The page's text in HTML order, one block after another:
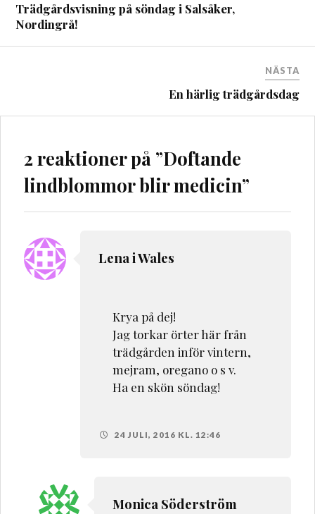
Trädgårdsvisning på söndag i Salsåker,
Nordingrå!
NÄSTA
En härlig trädgårdsdag
2 reaktioner på ”Doftande
lindblommor blir medicin”
Lena i Wales
Krya på dej!
Jag torkar örter här från
trädgården inför vintern,
mejram, oregano o s v.
Ha en skön söndag!
24 JULI, 2016 KL. 12:46
Monica Söderström